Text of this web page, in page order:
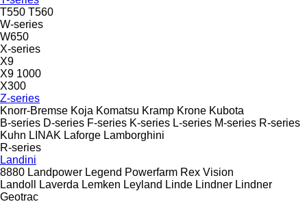
T550 T560
W-series
W650
X-series
X9
X9 1000
X300
Z-series
Knorr-Bremse Koja Komatsu Kramp Krone Kubota
B-series D-series F-series K-series L-series M-series R-series
Kuhn LINAK Laforge Lamborghini
R-series
Landini
8880 Landpower Legend Powerfarm Rex Vision
Landoll
Laverda Lemken Leyland Linde Lindner Lindner
Geotrac